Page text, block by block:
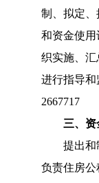
制、拟定
和资金使用
织实施、汇
进行指导和
2667717
三、 资
提出和
负责住房公